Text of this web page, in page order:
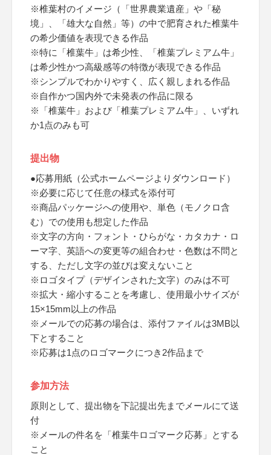
※椎葉村のイメージ（「世界農業遺産」や「秘
境」、「雄大な自然」等）の中で肥育された椎葉牛
の希少価値を表現できる作品
※特に「椎葉牛」は希少性、「椎葉プレミアム牛」
は希少性かつ高級感等の特徴が表現できる作品
※シンプルでわかりやすく、広く親しまれる作品
※自作かつ国内外で未発表の作品に限る
※「椎葉牛」および「椎葉プレミアム牛」、いずれ
か1点のみも可
提出物
●応募用紙（公式ホームページよりダウンロード）
※必要に応じて任意の様式を添付可
※商品パッケージへの使用や、単色（モノクロ含
む）での使用も想定した作品
※文字の方向・フォント・ひらがな・カタカナ・ロ
ーマ字、英語への変更等の組合わせ・色数は不問と
する、ただし文字の並びは変えないこと
※ロゴタイプ（デザインされた文字）のみは不可
※拡大・縮小することを考慮し、使用最小サイズが
15×15mm以上の作品
※メールでの応募の場合は、添付ファイルは3MB以
下とすること
※応募は1点のロゴマークにつき2作品まで
参加方法
原則として、提出物を下記提出先までメールにて送
付
※メールの件名を「椎葉牛ロゴマーク応募」とする
こと